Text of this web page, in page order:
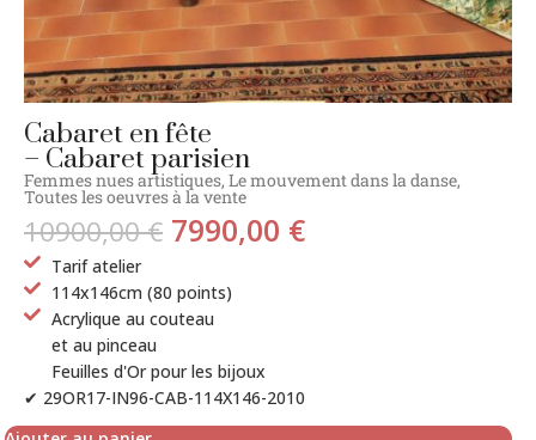
Cabaret en fête
– Cabaret parisien
Femmes nues artistiques, Le mouvement dans la danse,
Toutes les oeuvres à la vente
10900,00€ 7990,00 €
Tarif atelier
114x146cm (80 points)
Acrylique au couteau
et au pinceau
Feuilles d'Or pour les bijoux
✔ 29OR17-IN96-CAB-114X146-2010